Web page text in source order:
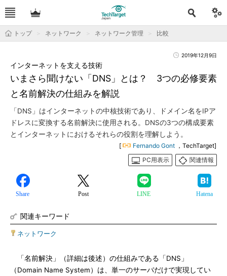
トップ ネットワーク ネットワーク管理 比較
2019年12月9日
いまさら聞けない「DNS」とは？ 3つの必修要素
と名前解決の仕組みを解説
インターネットを支える技術
「DNS」はインターネットの中核技術であり、ドメイン名をIPア
ドレスに変換する名前解決に使用される。DNSの3つの構成要素
とインターネットにおけるそれらの役割を理解しよう。
[ Fernando Gont ，TechTarget]
PC用表示
関連情報
Share Post LINE Hatena
関連キーワード
ネットワーク
「名前解決」（詳細は後述）の仕組みである「DNS」
（Domain Name System）は、単一のサーバだけで実現してい